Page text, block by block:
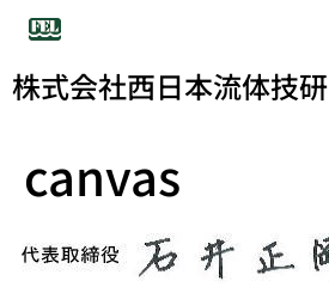
株式会社西日本流体技研
canvas